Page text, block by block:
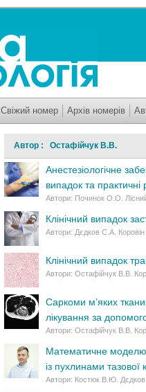
Свіжий номер Архів номерів
Автор : Остафійчук В.В.
Анестезіологічне
випадок та практичні
Автори: Починок О.О.
Клінічний випадок
Автори: Дєдков С.А.
Клінічний випадок
Автори: Остафійчук В.В.
Саркоми м’яких
лікування за
Автори: Остафійчук В.В.
Математичне
із пухлинами тазової
Автори: Костюк В.Ю.